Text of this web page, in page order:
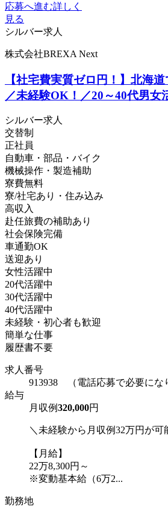
応募へ進む詳しく
見る
シルバー求人
株式会社BREXA Next
【社宅費実質ゼロ円！】北海
／未経験OK！／20～40代男女
シルバー求人
交替制
正社員
自動車・部品・バイク
機械操作・製造補助
寮費無料
寮/社宅あり・住み込み
高収入
赴任旅費の補助あり
社会保険完備
車通勤OK
送迎あり
女性活躍中
20代活躍中
30代活躍中
40代活躍中
未経験・初心者も歓迎
簡単な仕事
履歴書不要
求人番号
913938 （電話応募で必要にな
給与
月収例320,000円
＼未経験から月収例32万円が可
【月給】
22万8,300円～
※変動基本給（6万2...
勤務地